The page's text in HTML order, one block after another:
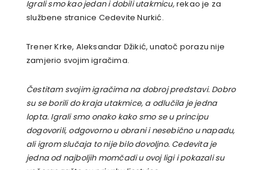
Igrali smo kao jedan i dobili utakmicu,rekao je za
službene stranice Cedevite Nurkić.
Trener Krke, Aleksandar Džikić, unatoč porazu nije
zamjerio svojim igračima.
Čestitam svojim igračima na dobroj predstavi. Dobro
su se borili do kraja utakmice, a odlučila je jedna
lopta. Igrali smo onako kako smo se u principu
dogovorili, odgovorno u obrani i nesebično u napadu,
ali igrom slučaja to nije bilo dovoljno. Cedevita je
jedna od najboljih momčadi u ovoj ligi i pokazali su